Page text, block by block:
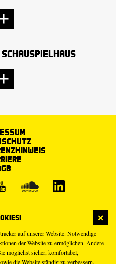
auf unserer Website. Notwendige
der Website zu ermöglichen. Andere
möglichst sicher, komfortabel,
die Website ständig zu verbessern.
Schauspielhaus